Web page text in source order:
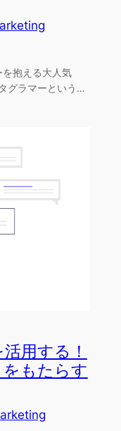
抱える大人気
グラマーという…
用する！
もたらす